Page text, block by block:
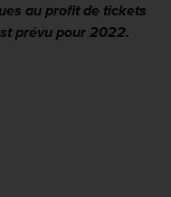
au profit de tickets
prévu pour 2022.